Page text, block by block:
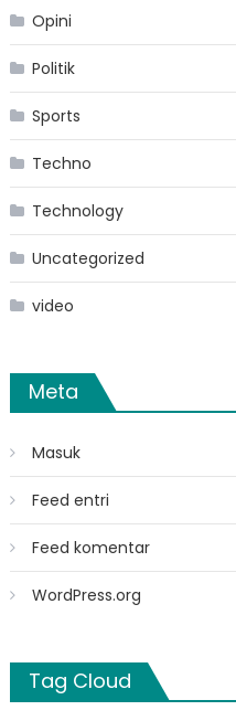
Opini
Politik
Sports
Techno
Technology
Uncategorized
video
Meta
Masuk
Feed entri
Feed komentar
WordPress.org
Tag Cloud